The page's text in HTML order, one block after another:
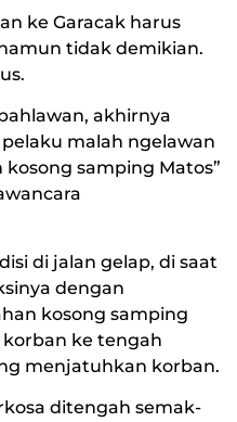
ke Garacak harus
tidak demikian.
akhirnya
malah ngelawan
samping Matos”
di jalan gelap, di saat
dengan
kosong samping
ke tengah
menjatuhkan korban.
ditengah semak-